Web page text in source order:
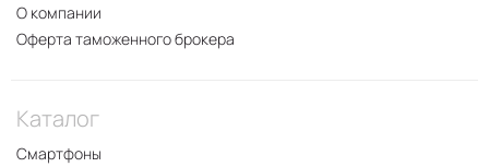
О компании
Оферта таможенного брокера
Каталог
Смартфоны